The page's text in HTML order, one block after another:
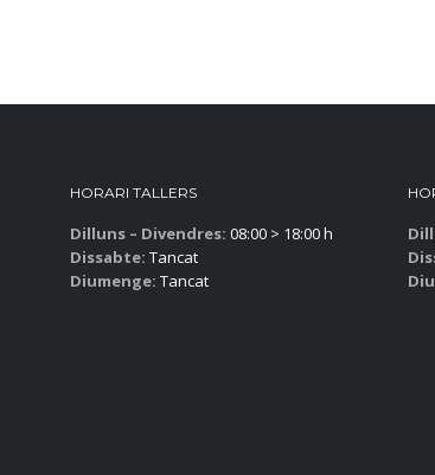
HORARI TALLERS
Dilluns – Divendres: 08:00 > 18:00 h
Dissabte: Tancat
Diumenge: Tancat